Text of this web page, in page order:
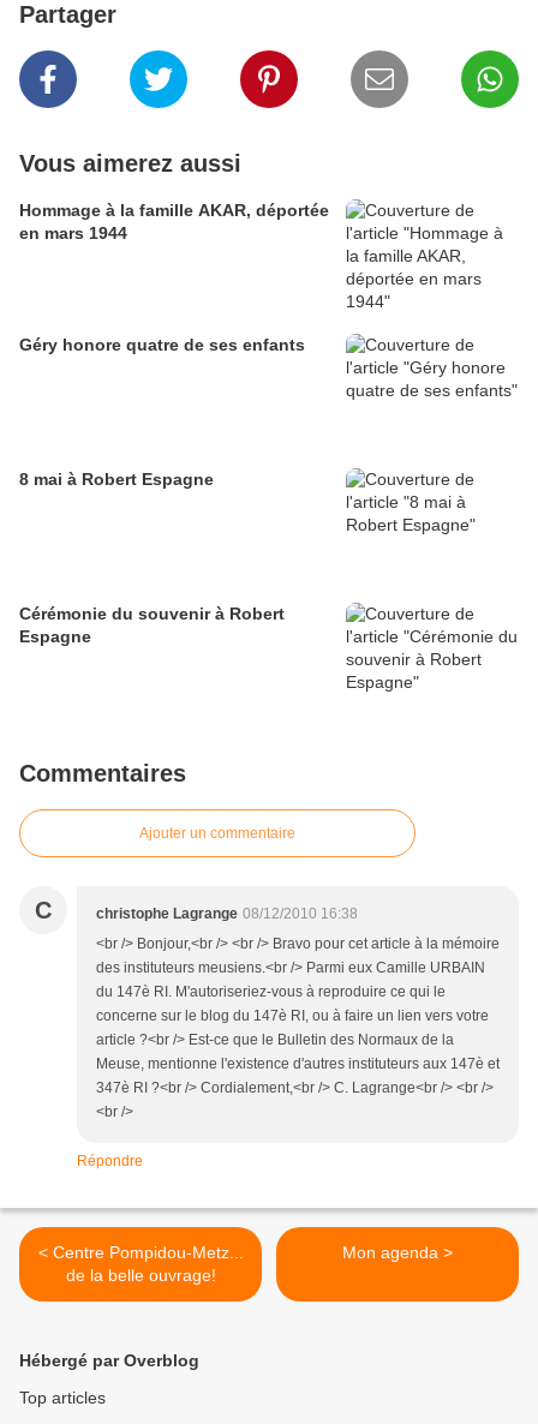
Partager
Vous aimerez aussi
Hommage à la famille AKAR, déportée
en mars 1944
Géry honore quatre de ses enfants
8 mai à Robert Espagne
Cérémonie du souvenir à Robert
Espagne
Commentaires
Ajouter un commentaire
C christophe Lagrange 08/12/2010 16:38
<br /> Bonjour,<br /> <br /> Bravo pour cet article à la mémoire
des instituteurs meusiens.<br /> Parmi eux Camille URBAIN
du 147è RI. M'autoriseriez-vous à reproduire ce qui le
concerne sur le blog du 147è RI, ou à faire un lien vers votre
article ?<br /> Est-ce que le Bulletin des Normaux de la
Meuse, mentionne l'existence d'autres instituteurs aux 147è et
347è RI ?<br /> Cordialement,<br /> C. Lagrange<br /> <br />
<br />
Répondre
< Centre Pompidou-Metz...
de la belle ouvrage!
Mon agenda >
Hébergé par Overblog
Top articles